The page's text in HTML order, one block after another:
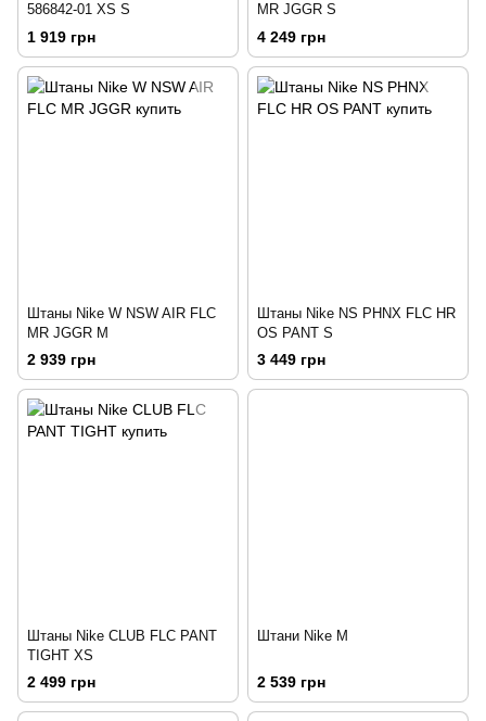
586842-01 XS S
1 919 грн
MR JGGR S
4 249 грн
Штаны Nike W NSW AIR FLC
MR JGGR M
2 939 грн
Штаны Nike NS PHNX FLC HR
OS PANT S
3 449 грн
Штаны Nike CLUB FLC PANT
TIGHT XS
2 499 грн
Штани Nike M
2 539 грн